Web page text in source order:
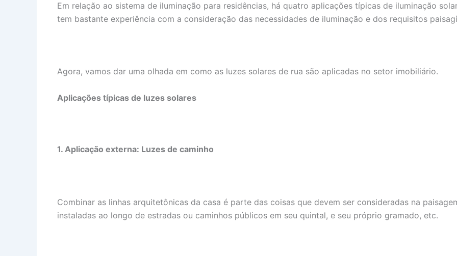
Em relação ao sistema de iluminação para residências, há quatro aplicações típicas de iluminação
tem bastante experiência com a consideração das necessidades de iluminação e dos requisitos
Agora, vamos dar uma olhada em como as luzes solares de rua são aplicadas no setor imobiliário.
Aplicações típicas de luzes solares
1. Aplicação externa: Luzes de caminho
Combinar as linhas arquitetônicas da casa é parte das coisas que devem ser consideradas na
instaladas ao longo de estradas ou caminhos públicos em seu quintal, e seu próprio gramado, etc.